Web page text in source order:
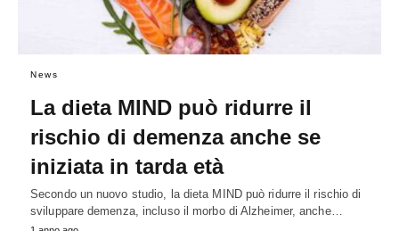
News
La dieta MIND può ridurre il
rischio di demenza anche se
iniziata in tarda età
Secondo un nuovo studio, la dieta MIND può ridurre il rischio di
sviluppare demenza, incluso il morbo di Alzheimer, anche…